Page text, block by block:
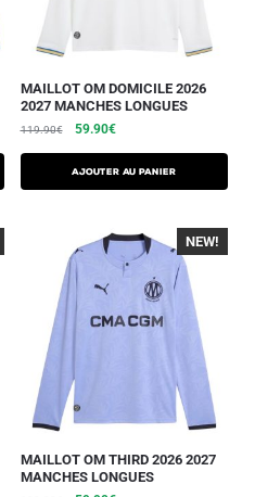
MAILLOT OM DOMICILE 2026
2027 MANCHES LONGUES
119.90€ 59.90€
AJOUTER AU PANIER
-40%
NEW!
MAILLOT OM THIRD 2026 2027
MANCHES LONGUES